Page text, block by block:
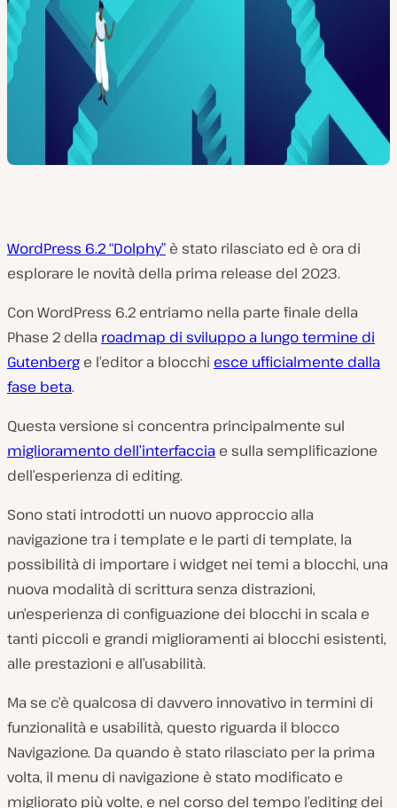
WordPress 6.2 “Dolphy” è stato rilasciato ed è ora di
esplorare le novità della prima release del 2023.
Con WordPress 6.2 entriamo nella parte finale della
Phase 2 della roadmap di sviluppo a lungo termine di
Gutenberg e l’editor a blocchi esce ufficialmente dalla
fase beta.
Questa versione si concentra principalmente sul
miglioramento dell’interfaccia e sulla semplificazione
dell’esperienza di editing.
Sono stati introdotti un nuovo approccio alla
navigazione tra i template e le parti di template, la
possibilità di importare i widget nei temi a blocchi, una
nuova modalità di scrittura senza distrazioni,
un’esperienza di configuazione dei blocchi in scala e
tanti piccoli e grandi miglioramenti ai blocchi esistenti,
alle prestazioni e all’usabilità.
Ma se c’è qualcosa di davvero innovativo in termini di
funzionalità e usabilità, questo riguarda il blocco
Navigazione. Da quando è stato rilasciato per la prima
volta, il menu di navigazione è stato modificato e
migliorato più volte, e nel corso del tempo l’editing dei